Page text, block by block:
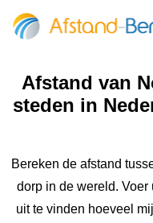
Afstand van
steden in
Bereken de afstand
dorp in de wereld.
uit te vinden hoeveel